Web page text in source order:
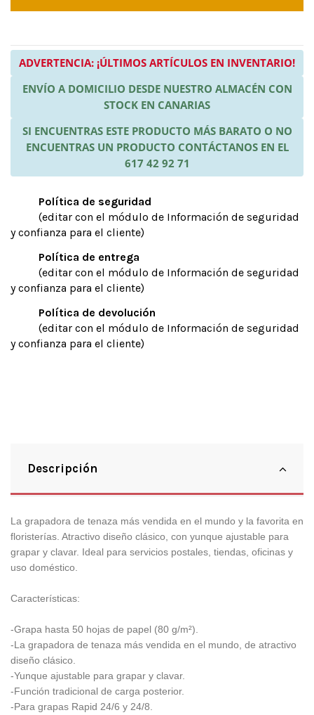
ADVERTENCIA: ¡ÚLTIMOS ARTÍCULOS EN INVENTARIO!
ENVÍO A DOMICILIO DESDE NUESTRO ALMACÉN CON
STOCK EN CANARIAS
SI ENCUENTRAS ESTE PRODUCTO MÁS BARATO O NO
ENCUENTRAS UN PRODUCTO CONTÁCTANOS EN EL
617 42 92 71
Política de seguridad
(editar con el módulo de Información de seguridad
y confianza para el cliente)
Política de entrega
(editar con el módulo de Información de seguridad
y confianza para el cliente)
Política de devolución
(editar con el módulo de Información de seguridad
y confianza para el cliente)
Descripción
La grapadora de tenaza más vendida en el mundo y la favorita en
floristerías. Atractivo diseño clásico, con yunque ajustable para
grapar y clavar. Ideal para servicios postales, tiendas, oficinas y
uso doméstico.
Características:
-Grapa hasta 50 hojas de papel (80 g/m²).
-La grapadora de tenaza más vendida en el mundo, de atractivo
diseño clásico.
-Yunque ajustable para grapar y clavar.
-Función tradicional de carga posterior.
-Para grapas Rapid 24/6 y 24/8.